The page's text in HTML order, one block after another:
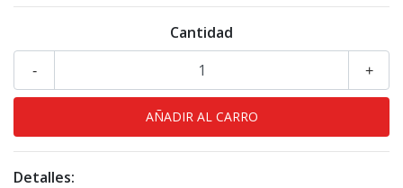
Cantidad
+
-
Detalles: